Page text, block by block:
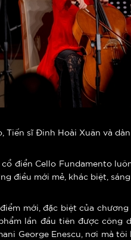
Tiến sĩ Đinh Hoài Xuân và
điển Cello Fundamento
điều mới mẻ, khác biệt,
mới, đặc biệt của
lần đầu tiên được công
George Enescu, nơi mà